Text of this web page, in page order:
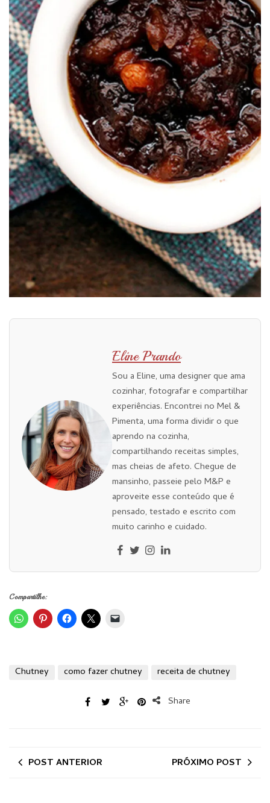
Eline Prando
Sou a Eline, uma designer que ama
cozinhar, fotografar e compartilhar
experiências. Encontrei no Mel &
Pimenta, uma forma dividir o que
aprendo na cozinha,
compartilhando receitas simples,
mas cheias de afeto. Chegue de
mansinho, passeie pelo M&P e
aproveite esse conteúdo que é
pensado, testado e escrito com
muito carinho e cuidado.
Compartilhe:
Chutney como fazer chutney receita de chutney
Share
POST ANTERIOR PRÓXIMO POST